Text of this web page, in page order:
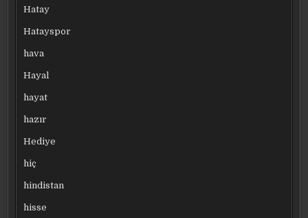
Hatay
Hatayspor
hava
Hayal
hayat
hazır
Hediye
hiç
hindistan
hisse